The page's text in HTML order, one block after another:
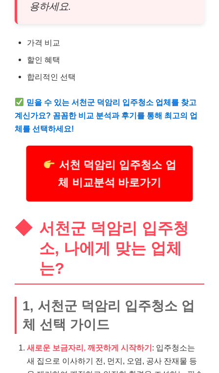
용하세요.
가격 비교
할인 혜택
합리적인 선택
믿을 수 있는 서천군 덕암리 입주청소 업체를 찾고
계신가요? 꼼꼼한 비교 분석과 후기를 통해 최고의 업
체를 선택하세요!
서천 덕암리 입주청소 업
체 비교분석 바로가기
서천군 덕암리 입주청
소, 나에게 맞는 업체
는?
1, 서천군 덕암리 입주청소 업
체 선택 가이드
새로운 보금자리, 깨끗하게 시작하기: 입주청소는
새 집으로 이사하기 전, 먼지, 오염, 공사 잔재물 등